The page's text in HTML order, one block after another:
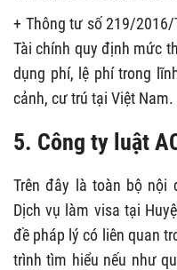
+ Thông tư số 219/2016/
Tài chính quy định mức
dụng phí, lệ phí trong
cảnh, cư trú tại Việt Nam.
5. Công ty luật
Trên đây là toàn bộ nội
Dịch vụ làm visa tại
đề pháp lý có liên quan
trình tìm hiểu nếu như